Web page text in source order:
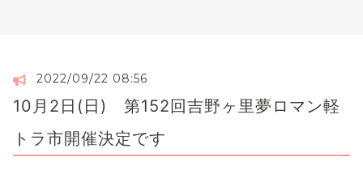
2022/09/22 08:56
10月2日(日) 第152回吉野ヶ里夢ロマン軽
トラ市開催決定です